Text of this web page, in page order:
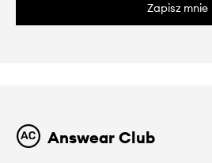
Zapisz mnie
Answear Club